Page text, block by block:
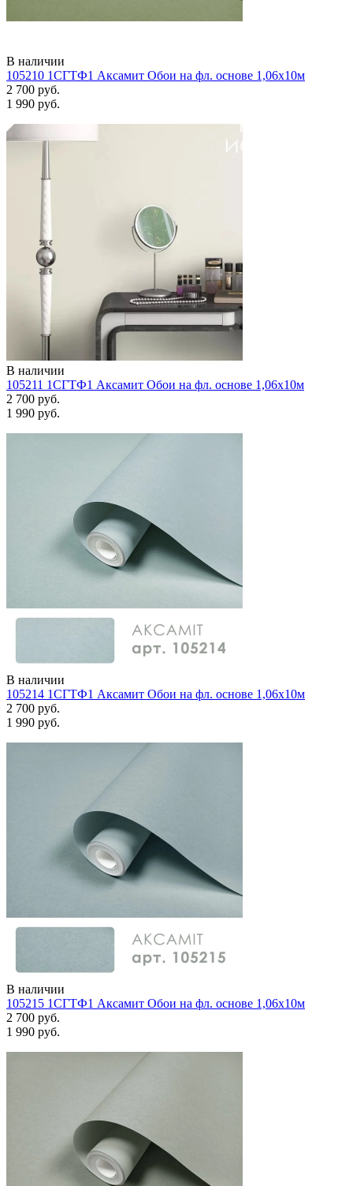
В наличии
105210 1СГТФ1 Аксамит Обои на фл. основе 1,06х10м
2 700 руб.
1 990 руб.
В наличии
105211 1СГТФ1 Аксамит Обои на фл. основе 1,06х10м
2 700 руб.
1 990 руб.
В наличии
105214 1СГТФ1 Аксамит Обои на фл. основе 1,06х10м
2 700 руб.
1 990 руб.
В наличии
105215 1СГТФ1 Аксамит Обои на фл. основе 1,06х10м
2 700 руб.
1 990 руб.